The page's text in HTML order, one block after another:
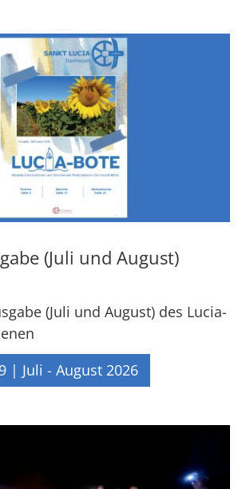
(Juli und August)
(Juli und August) des Lucia-
| Juli - August 2026